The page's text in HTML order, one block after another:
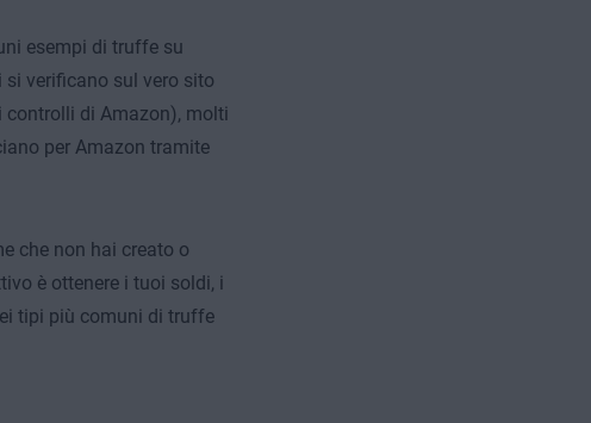
esempi di truffe su
verificano sul vero sito
controlli di Amazon), molti
per Amazon tramite
che non hai creato o
è ottenere i tuoi soldi, i
tipi più comuni di truffe